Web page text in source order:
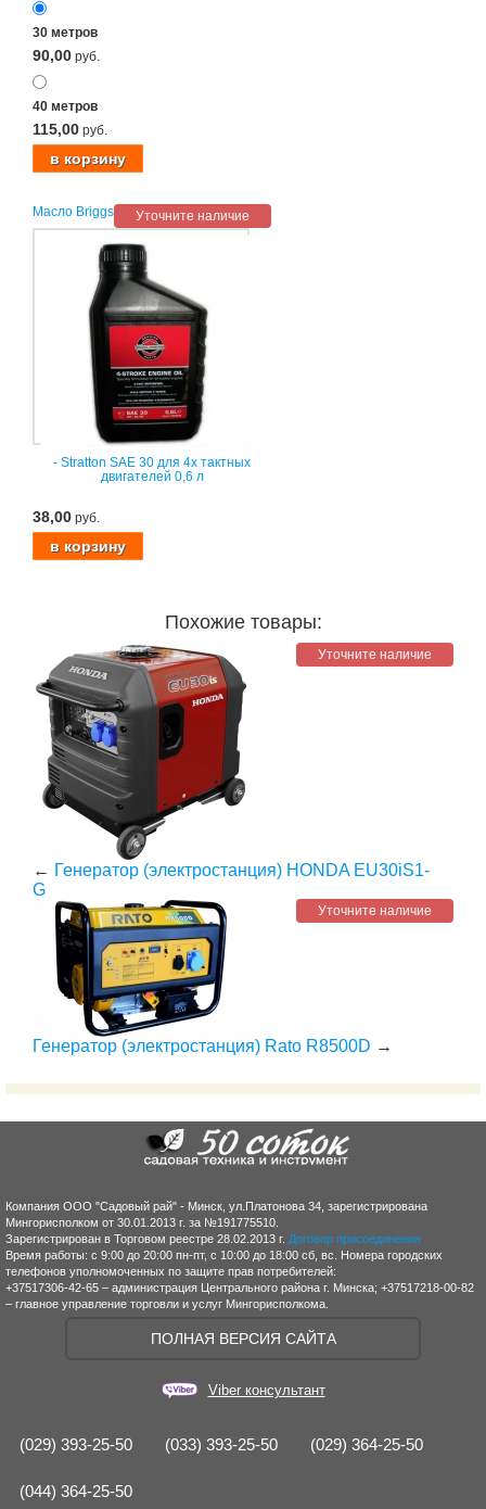
30 метров
90,00 руб.
40 метров
115,00 руб.
Уточните наличие
Масло Briggs
- Stratton SAE 30 для 4х тактных
двигателей 0,6 л
38,00 руб.
Похожие товары:
Уточните наличие
← Генератор (электростанция) HONDA EU30iS1-
G
Уточните наличие
Генератор (электростанция) Rato R8500D →
Компания ООО "Садовый рай" - Минск, ул.Платонова 34, зарегистрирована
Мингорисполком от 30.01.2013 г. за №191775510.
Зарегистрирован в Торговом реестре 28.02.2013 г. Договор присоединения
Время работы: с 9:00 до 20:00 пн-пт, с 10:00 до 18:00 сб, вс. Номера городских
телефонов уполномоченных по защите прав потребителей:
+37517306-42-65 – администрация Центрального района г. Минска; +37517218-00-82
– главное управление торговли и услуг Мингорисполкома.
ПОЛНАЯ ВЕРСИЯ САЙТА
Viber консультант
(029) 393-25-50 (033) 393-25-50 (029) 364-25-50
(044) 364-25-50